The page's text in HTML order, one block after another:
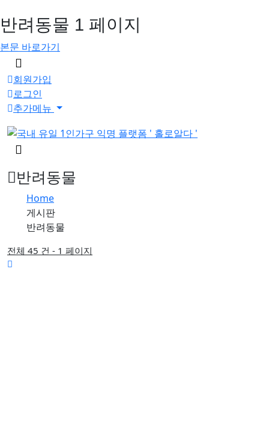
반려동물 1 페이지
본문 바로가기
메
뉴
버
튼
회원가입
로그인
추가메뉴
검
버
튼
반려동물
Home
게시판
반려동물
전체 45 건 - 1 페이지